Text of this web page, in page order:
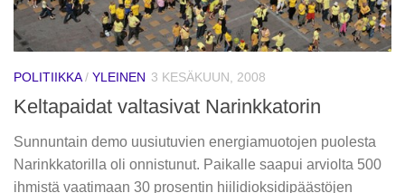
POLITIIKKA/ YLEINEN 3 KESÄKUUN, 2008
Keltapaidat valtasivat Narinkkatorin
Sunnuntain demo uusiutuvien energiamuotojen puolesta
Narinkkatorilla oli onnistunut. Paikalle saapui arviolta 500
ihmistä vaatimaan 30 prosentin hiilidioksidipäästöjen